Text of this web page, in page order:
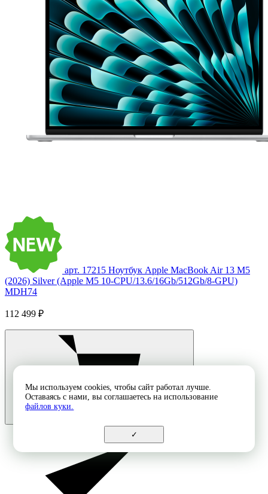
арт. 17215 Ноутбук Apple MacBook Air 13 M5
(2026) Silver (Apple M5 10-CPU/13.6/16Gb/512Gb/8-GPU)
MDH74
112 499 ₽
Мы используем cookies, чтобы сайт работал лучше.
Оставаясь с нами, вы соглашаетесь на использование
файлов куки.
✓